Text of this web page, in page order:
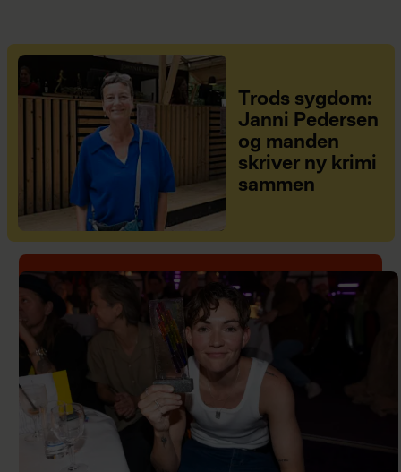
Trods sygdom:
Janni Pedersen
og manden
skriver ny krimi
sammen